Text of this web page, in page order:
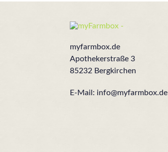
myfarmbox.de
Apothekerstraße 3
85232 Bergkirchen
E-Mail: info@myfarmbox.de